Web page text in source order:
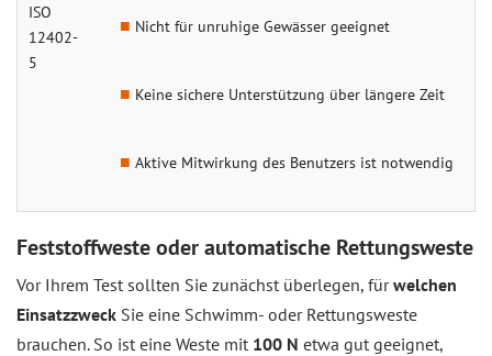
ISO
12402-
5
Nicht für unruhige Gewässer geeignet
Keine sichere Unterstützung über längere Zeit
Aktive Mitwirkung des Benutzers ist notwendig
Feststoffweste oder automatische Rettungsweste
Vor Ihrem Test sollten Sie zunächst überlegen, fürwelchen
Einsatzzweck Sie eine Schwimm- oder Rettungsweste
brauchen. So ist eine Weste mit 100 N etwa gut geeignet,